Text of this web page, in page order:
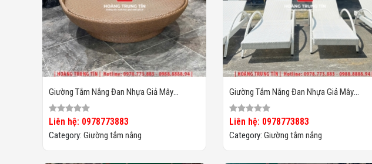
Giường Tắm Nắng Đan Nhựa Giả Mây
HTT031
Liên hệ: 0978773883
Category: Giường tắm nắng
Giường Tắm Nắng Đan Nhựa Giả Mây
HTT030
Liên hệ: 0978773883
Category: Giường tắm nắng